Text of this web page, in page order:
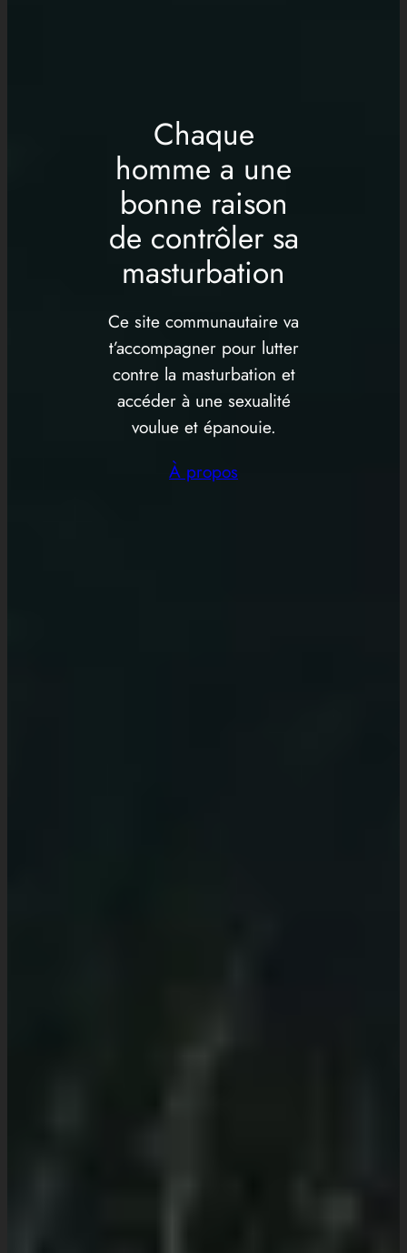
Chaque
homme a une
bonne raison
de contrôler sa
masturbation
Ce site communautaire va
t’accompagner pour lutter
contre la masturbation et
accéder à une sexualité
voulue et épanouie.
À propos